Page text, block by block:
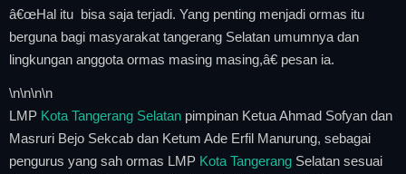
â€œHal itu bisa saja terjadi. Yang penting menjadi ormas itu
berguna bagi masyarakat tangerang Selatan umumnya dan
lingkungan anggota ormas masing masing,â€ pesan ia.
\n\n\n\n
LMP Kota Tangerang Selatan pimpinan Ketua Ahmad Sofyan dan
Masruri Bejo Sekcab dan Ketum Ade Erfil Manurung, sebagai
pengurus yang sah ormas LMP Kota Tangerang Selatan sesuai